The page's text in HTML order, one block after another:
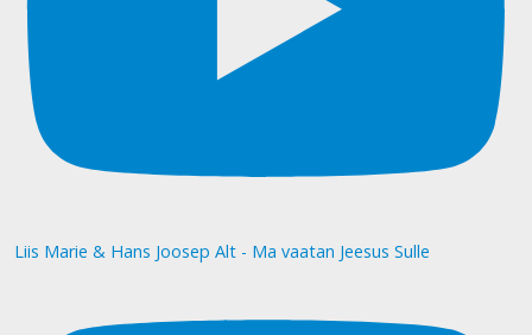
Liis Marie & Hans Joosep Alt - Ma vaatan Jeesus Sulle